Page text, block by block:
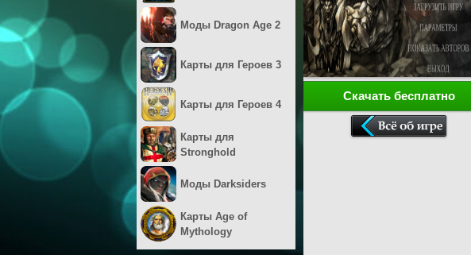
Скачать бесплатно
Моды Dragon Age 2
Карты для Героев 3
Карты для Героев 4
Карты для
Stronghold
Моды Darksiders
Карты Age of
Mythology